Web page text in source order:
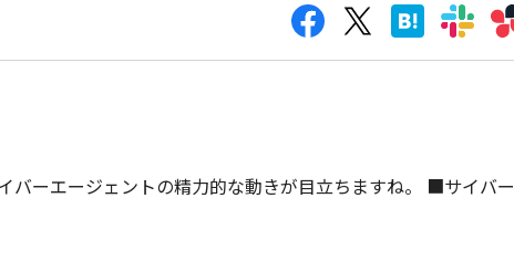
バーエージェントの精力的な動きが目立ちますね。 ■サイバー